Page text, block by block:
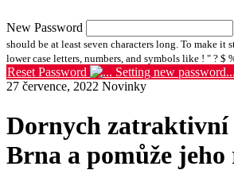
New Password
should be at least seven characters long. To make it
lower case letters, numbers, and symbols like ! " ? $
Reset Password
Setting new password...
27 července, 2022 Novinky
Dornych zatraktivní
Brna a pomůže